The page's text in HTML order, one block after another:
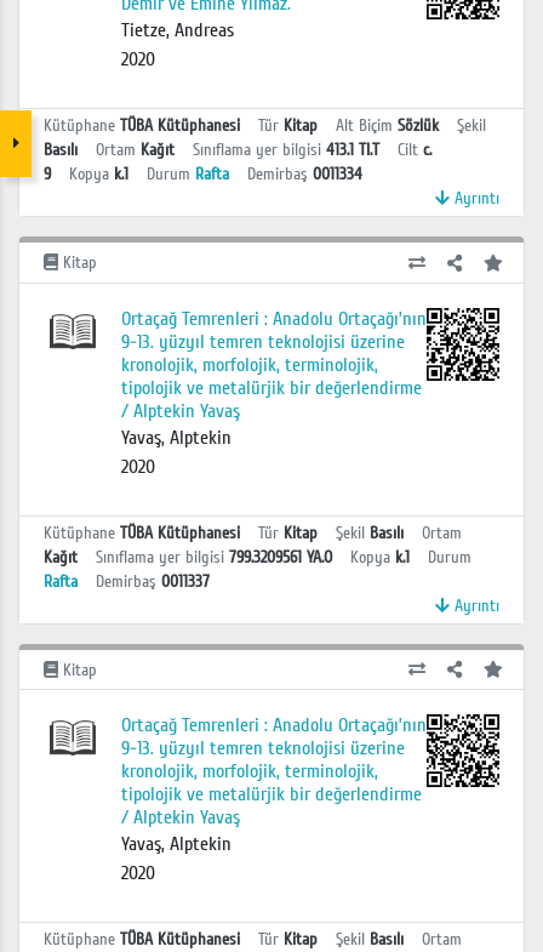
Tietze, Andreas
2020
Kütüphane TÜBA Kütüphanesi Tür Kitap Alt Biçim Sözlük
Şekil
Basılı
Ortam Kağıt Sınıflama yer bilgisi 413.1 TI.T Cilt c.
9
Kopya k.1 Durum Rafta Demirbaş 0011334
Ayrıntı
Kitap
Ortaçağ Temrenleri : Anadolu Ortaçağı’nın
9-13. yüzyıl temren teknolojisi üzerine
kronolojik, morfolojik, terminolojik,
tipolojik ve metalürjik bir değerlendirme
/ Alptekin Yavaş
Yavaş, Alptekin
2020
Kütüphane TÜBA Kütüphanesi Tür Kitap Şekil Basılı
Ortam
Kağıt
Sınıflama yer bilgisi 799.3209561 YA.O Kopya k.1
Durum
Rafta
Demirbaş 0011337
Ayrıntı
Kitap
Ortaçağ Temrenleri : Anadolu Ortaçağı’nın
9-13. yüzyıl temren teknolojisi üzerine
kronolojik, morfolojik, terminolojik,
tipolojik ve metalürjik bir değerlendirme
/ Alptekin Yavaş
Yavaş, Alptekin
2020
Kütüphane TÜBA Kütüphanesi Tür Kitap Şekil Basılı
Ortam